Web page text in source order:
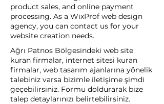
product sales, and online payment
processing. As a WixProf web design
agency, you can contact us for your
website creation needs.
Ağrı Patnos Bölgesindeki web site
kuran firmalar, internet sitesi kuran
firmalar, web tasarım ajanlarına yönelik
talebiniz varsa bizimle iletişime şimdi
geçebilirsiniz. Formu doldurarak bize
talep detaylarınızı belirtebilirsiniz.